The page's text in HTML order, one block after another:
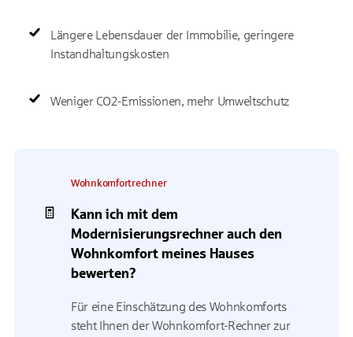
Längere Lebensdauer der Immobilie, geringere
Instandhaltungskosten
Weniger CO2-Emissionen, mehr Umweltschutz
Wohnkomfortrechner
Kann ich mit dem
Modernisierungsrechner auch den
Wohnkomfort meines Hauses
bewerten?
Für eine Einschätzung des Wohnkomforts
steht Ihnen der Wohnkomfort-Rechner zur